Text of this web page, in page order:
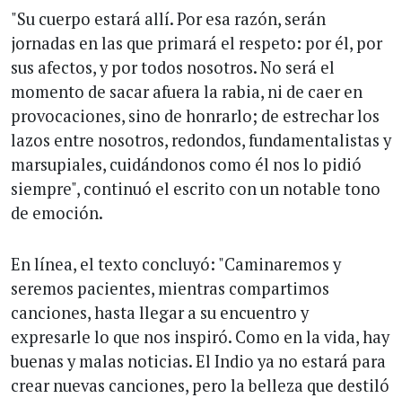
"Su cuerpo estará allí. Por esa razón, serán
jornadas en las que primará el respeto: por él, por
sus afectos, y por todos nosotros. No será el
momento de sacar afuera la rabia, ni de caer en
provocaciones, sino de honrarlo; de estrechar los
lazos entre nosotros, redondos, fundamentalistas y
marsupiales, cuidándonos como él nos lo pidió
siempre", continuó el escrito con un notable tono
de emoción.
En línea, el texto concluyó: "Caminaremos y
seremos pacientes, mientras compartimos
canciones, hasta llegar a su encuentro y
expresarle lo que nos inspiró. Como en la vida, hay
buenas y malas noticias. El Indio ya no estará para
crear nuevas canciones, pero la belleza que destiló